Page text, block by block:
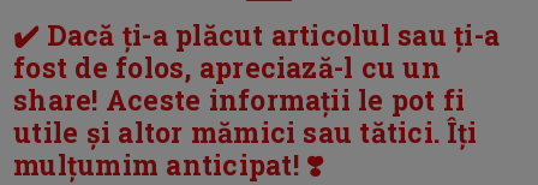
✔️ Dacă ți-a plăcut articolul sau ți-a
fost de folos, apreciază-l cu un
share! Aceste informații le pot fi
utile și altor mămici sau tătici. Îți
mulțumim anticipat! ❣️